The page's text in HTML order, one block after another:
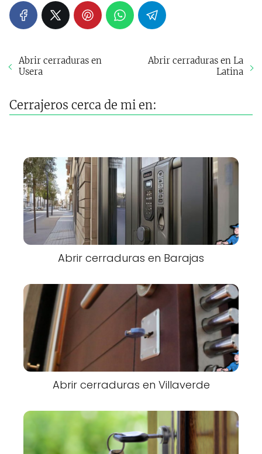
Abrir cerraduras en
Usera
Abrir cerraduras en La
Latina
Cerrajeros cerca de mi en:
Abrir cerraduras en Barajas
Abrir cerraduras en Villaverde